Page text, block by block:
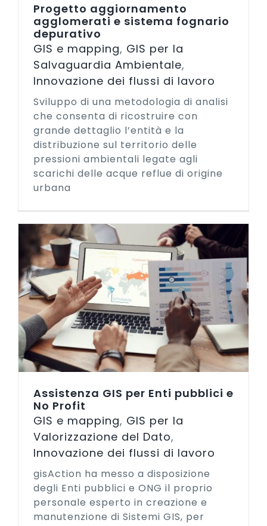
Progetto aggiornamento
agglomerati e sistema fognario
depurativo
GIS e mapping, GIS per la
Salvaguardia Ambientale,
Innovazione dei flussi di lavoro
Sviluppo di una metodologia di analisi
che consenta di ricostruire con
grande dettaglio l’entità e la
distribuzione sul territorio delle
pressioni ambientali legate agli
scarichi delle acque reflue di origine
urbana
Assistenza GIS per Enti pubblici e
No Profit
GIS e mapping, GIS per la
Valorizzazione del Dato,
Innovazione dei flussi di lavoro
gisAction ha messo a disposizione
degli Enti pubblici e ONG il proprio
personale esperto in creazione e
manutenzione di Sistemi GIS, per